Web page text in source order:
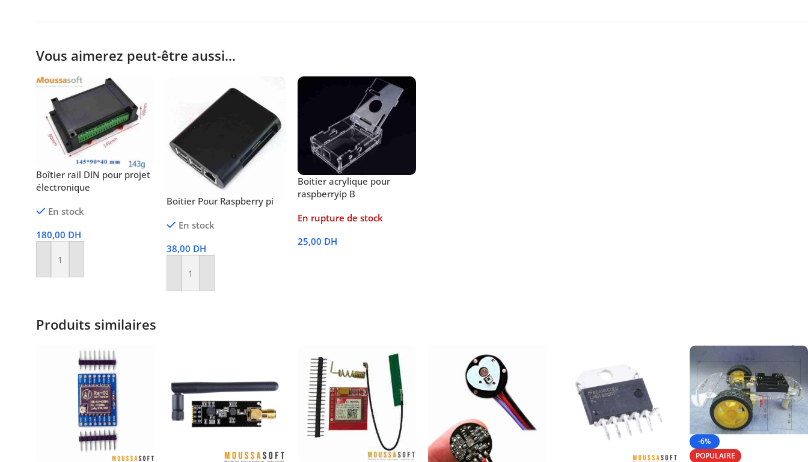
Vous aimerez peut-être aussi…
Boîtier rail DIN pour projet
électronique
En stock
180,00 DH
Ajouter Au Panier
Boitier Pour Raspberry pi
En stock
38,00 DH
Ajouter Au Panier
Boitier acrylique pour
raspberryip B
En rupture de stock
25,00 DH
Produits similaires
-6%
POPULAIRE